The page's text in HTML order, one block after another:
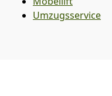
Umzugsservice